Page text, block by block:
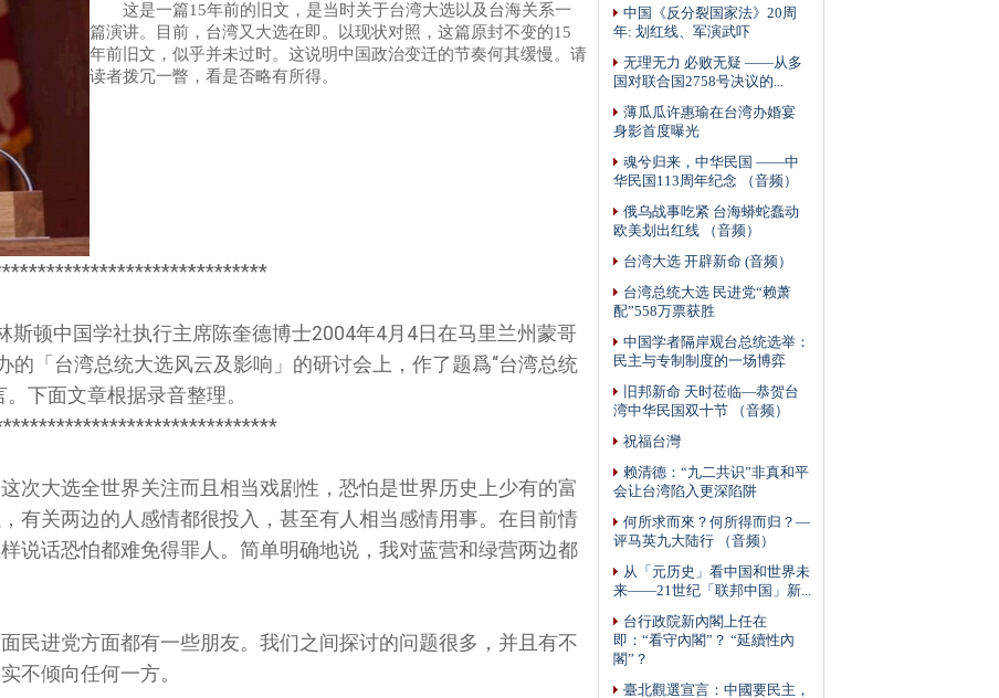
这是一篇15年前的旧文，是当时关于台湾大选以及台海关系一
篇演讲。目前，台湾又大选在即。以现状对照， 这篇原封不变的15
年前旧文，似乎并未过时。这说明中国政治变迁的节奏何其缓慢。请
读者拨冗一瞥，看是否略有所得。
斯顿中国学社执行主席陈奎德博士2004年4月4日在马里兰州蒙哥
的「台湾总统大选风云及影响」的研讨会上，作了题爲“台湾总统
下面文章根据录音整理。
次大选全世界关注而且相当戏剧性，恐怕是世界历史上少有的富
有关两边的人感情都很投入，甚至有人相当感情用事。在目前情
说话恐怕都难免得罪人。简单明确地说，我对蓝营和绿营两边都
民进党方面都有一些朋友。我们之间探讨的问题很多，并且有不
不倾向任何一方。
中国《反分裂国家法》20周
年: 划红线、军演武吓
无理无力 必败无疑 ——从多
国对联合国2758号决议的...
薄瓜瓜许惠瑜在台湾办婚宴
身影首度曝光
魂兮归来，中华民国 ——中
华民国113周年纪念 （音频）
俄乌战事吃紧 台海蟒蛇蠢动
欧美划出红线 （音频）
台湾大选 开辟新命 (音频）
台湾总统大选 民进党“赖萧
配”558万票获胜
中国学者隔岸观台总统选举：
民主与专制制度的一场博弈
旧邦新命 天时莅临—恭贺台
湾中华民国双十节 （音频）
祝福台灣
赖清德：“九二共识”非真和平
会让台湾陷入更深陷阱
何所求而來？何所得而归？—
评马英九大陆行 （音频）
从「元历史」看中国和世界未
来——21世纪「联邦中国」新...
台行政院新內閣上任在
即：“看守內閣”？ “延續性內
閣”？
臺北觀選宣言：中國要民主，